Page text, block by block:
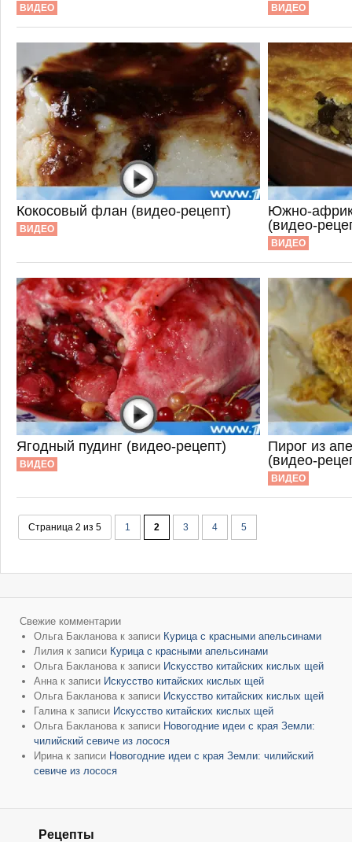
ВИДЕО ВИДЕО
Кокосовый флан (видео-рецепт)
ВИДЕО
Южно-
(видео-
ВИДЕО
Ягодный пудинг (видео-рецепт)
ВИДЕО
Пирог из
(видео-
ВИДЕО
Страница 2 из 5 1 2 3 4 5
Свежие комментарии
Ольга Бакланова к записи Курица с красными апельсинами
Лилия к записи Курица с красными апельсинами
Ольга Бакланова к записи Искусство китайских кислых щей
Анна к записи Искусство китайских кислых щей
Ольга Бакланова к записи Искусство китайских кислых щей
Галина к записи Искусство китайских кислых щей
Ольга Бакланова к записи Новогодние идеи с края Земли:
чилийский севиче из лосося
Ирина к записи Новогодние идеи с края Земли: чилийский
севиче из лосося
Рецепты